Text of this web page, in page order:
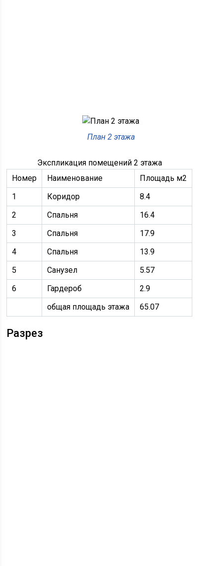
План 2 этажа
Экспликация помещений 2 этажа
Номер
Наименование
Площадь м2
1
Коридор
8.4
2
Спальня
16.4
3
Спальня
17.9
4
Спальня
13.9
5
Санузел
5.57
6
Гардероб
2.9
общая площадь этажа
65.07
Разрез